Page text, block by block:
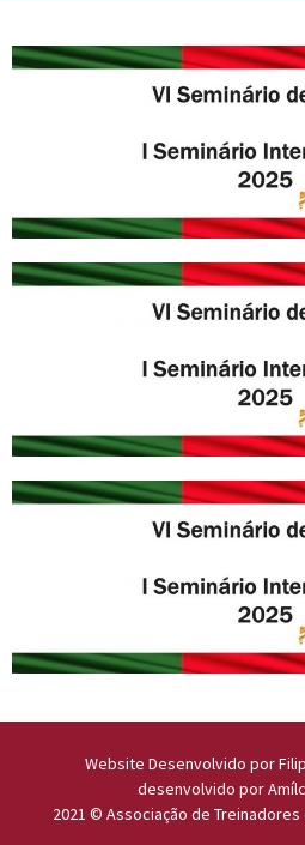
Website Desenvolvido por
desenvolvido por
2021 © Associação de